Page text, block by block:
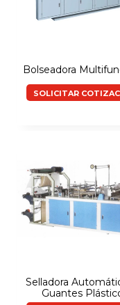
Bolseadora
SOLICITAR
Selladora
Guantes